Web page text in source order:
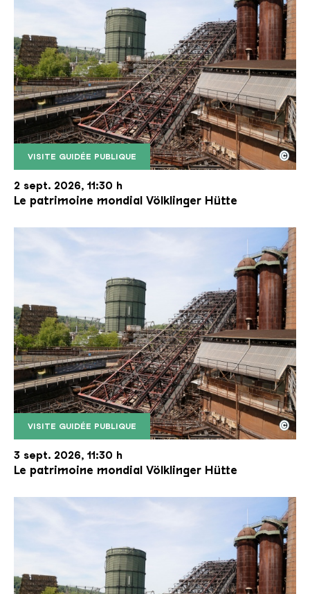
VISITE GUIDÉE PUBLIQUE
Le monte-charge incliné de la Völklinger Hütte
Copyright: Weltkulturerbe Völklinger Hütte | Karl
©
2 sept. 2026, 11:30 h
Le patrimoine mondial Völklinger Hütte
VISITE GUIDÉE PUBLIQUE
Le monte-charge incliné de la Völklinger Hütte
Copyright: Weltkulturerbe Völklinger Hütte | Karl
©
3 sept. 2026, 11:30 h
Le patrimoine mondial Völklinger Hütte